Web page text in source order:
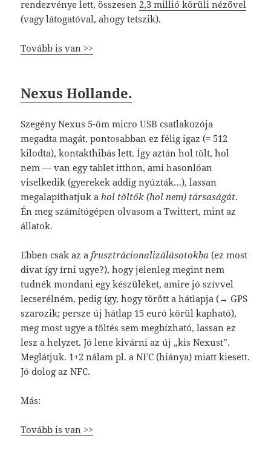
rendezvénye lett, összesen 2,3 millió körüli nézővel
(vagy látogatóval, ahogy tetszik).
Tovább is van >>
Nexus Hollande.
Szegény Nexus 5-öm micro USB csatlakozója
megadta magát, pontosabban ez félig igaz (= 512
kilodta), kontakthibás lett. Így aztán hol tölt, hol
nem — van egy tablet itthon, ami hasonlóan
viselkedik (gyerekek addig nyúzták…), lassan
megalapíthatjuk a hol töltők (hol nem) társaságát.
Én meg számítógépen olvasom a Twittert, mint az
állatok.
Ebben csak az a frusztrácionalizálásotokba (ez most
divat így írni ugye?), hogy jelenleg megint nem
tudnék mondani egy készüléket, amire jó szívvel
lecserélném, pedig így, hogy törött a hátlapja (→ GPS
szarozik; persze új hátlap 15 euró körül kapható),
meg most ugye a töltés sem megbízható, lassan ez
lesz a helyzet. Jó lene kivárni az új „kis Nexust”.
Meglátjuk. 1+2 nálam pl. a NFC (hiánya) miatt kiesett.
Jó dolog az NFC.
Más:
Tovább is van >>